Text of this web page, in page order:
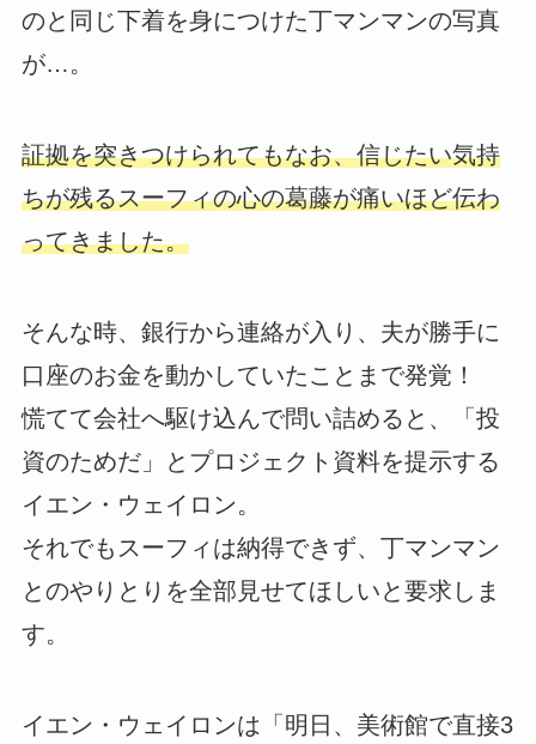
のと同じ下着を身につけた丁マンマンの写真
が…。
証拠を突きつけられてもなお、信じたい気持
ちが残るスーフィの心の葛藤が痛いほど伝わ
ってきました。
そんな時、銀行から連絡が入り、夫が勝手に
口座のお金を動かしていたことまで発覚！
慌てて会社へ駆け込んで問い詰めると、「投
資のためだ」とプロジェクト資料を提示する
イエン・ウェイロン。
それでもスーフィは納得できず、丁マンマン
とのやりとりを全部見せてほしいと要求しま
す。
イエン・ウェイロンは「明日、美術館で直接3